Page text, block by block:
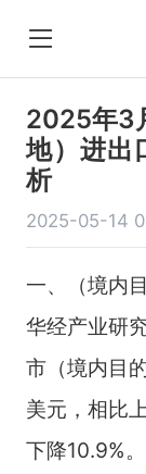
2025年3
地）进出
析
2025-05-14
一、（境内
华经产业研
市（境内目
美元，相比
下降10.9%